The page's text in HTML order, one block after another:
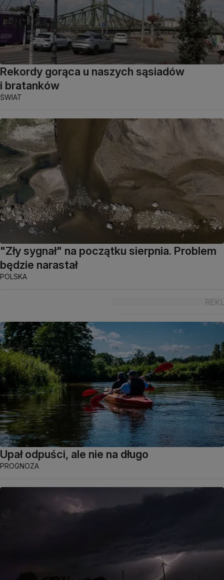
Rekordy gorąca u naszych sąsiadów
i bratanków
ŚWIAT
"Zły sygnał" na początku sierpnia. Problem
będzie narastał
POLSKA
Upał odpuści, ale nie na długo
PROGNOZA